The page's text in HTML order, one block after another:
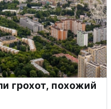
грохот, похожий